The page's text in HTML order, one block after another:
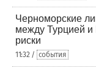
Черноморские
между Турцией
риски
11:32 / события